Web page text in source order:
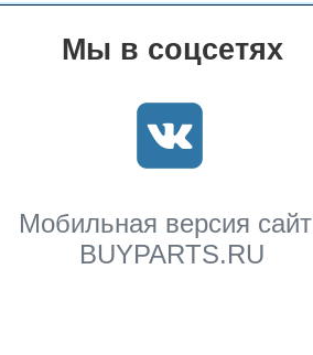
Мы в соцсетях
Мобильная версия
BUYPARTS.RU